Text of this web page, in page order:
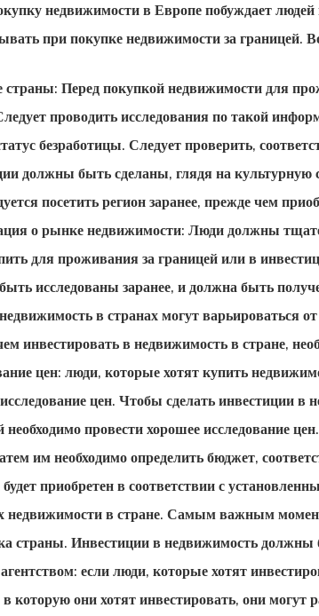
недвижимости в Европе побуждает
при покупке недвижимости за границей.
страны: Перед покупкой недвижимости для
проводить исследования по такой
безработицы. Следует проверить,
должны быть сделаны, глядя на культурную
посетить регион заранее, прежде чем
о рынке недвижимости: Люди должны
для проживания за границей или в
исследованы заранее, и должна быть
в странах могут варьироваться
инвестировать в недвижимость в стране,
цен: люди, которые хотят купить
цен. Чтобы сделать инвестиции в
необходимо провести хорошее исследование
им необходимо определить бюджет,
приобретен в соответствии с
недвижимости в стране. Самым важным
страны. Инвестиции в недвижимость
если люди, которые хотят
в которую они хотят инвестировать, они могут